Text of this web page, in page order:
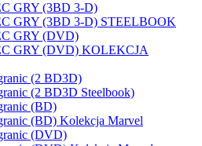
GRY (3BD 3-D)
GRY (3BD 3-D) STEELBOOK
GRY (DVD)
GRY (DVD) KOLEKCJA
(2 BD3D)
(2 BD3D Steelbook)
(BD)
(BD) Kolekcja Marvel
(DVD)